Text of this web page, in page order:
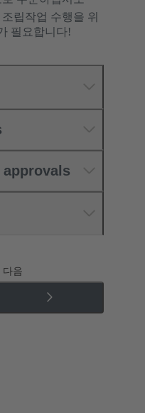
립작업 수행을 위
필요합니다!
다음